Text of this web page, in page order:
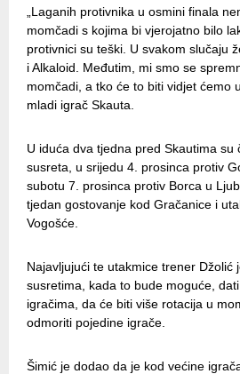
„Laganih protivnika u osmini finala
momčadi s kojima bi vjerojatno bilo
protivnici su teški. U svakom slučaju
i Alkaloid. Međutim, mi smo se
momčadi, a tko će to biti vidjet ćemo
mladi igrač Skauta.
U iduća dva tjedna pred Skautima su
susreta, u srijedu 4. prosinca protiv
subotu 7. prosinca protiv Borca u
tjedan gostovanje kod Gračanice i
Vogošće.
Najavljujući te utakmice trener Džolić
susretima, kada to bude moguće,
igračima, da će biti više rotacija u
odmoriti pojedine igrače.
Šimić je dodao da je kod većine